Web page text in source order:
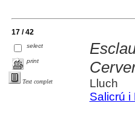
17 / 42
select
print
Text complet
Lluch
Salicrú i